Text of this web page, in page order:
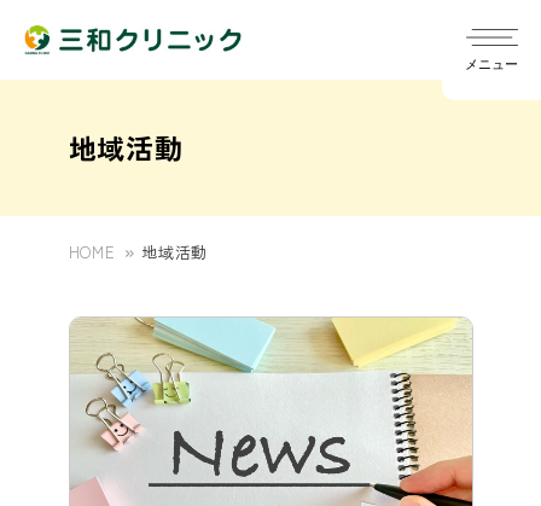
chevron_right 院長ごあいさつ
chevron_right 指針
chevron_right 概要
chevron_right 診療スケジュール
chevron_right 発熱外来について
chevron_right 訪問診療
chevron_right 訪問リハビリ
定期健診/雇入時健診（旧健診A）
メニュー
地域活動
HOME 地域活動